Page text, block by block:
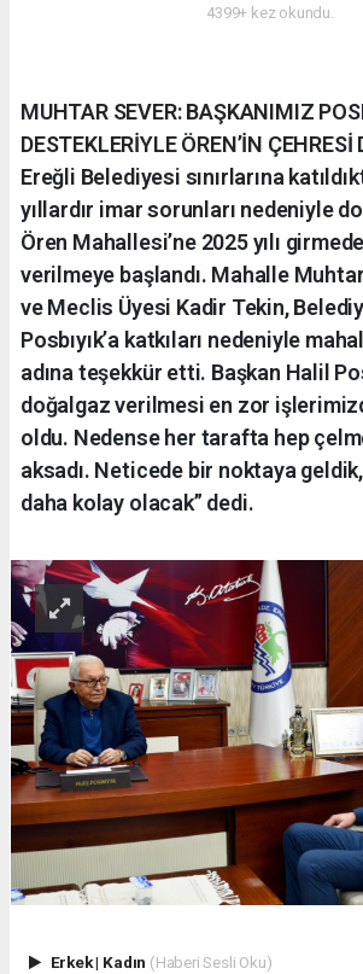
4399+ kez okundu.
MUHTAR SEVER: BAŞKANIMIZ
DESTEKLERİYLE ÖREN’İN ÇEHRESİ
Ereğli Belediyesi sınırlarına
yıllardır imar sorunları nedeniyle
Ören Mahallesi’ne 2025 yılı
verilmeye başlandı. Mahalle
ve Meclis Üyesi Kadir Tekin,
Posbıyık’a katkıları nedeniyle
adına teşekkür etti. Başkan Halil
doğalgaz verilmesi en zor
oldu. Nedense her tarafta hep
aksadı. Neticede bir noktaya
daha kolay olacak” dedi.
Erkek| Kadın (Haberi Sesli Oku)